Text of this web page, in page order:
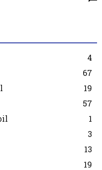
4
67
19
57
1
3
13
19